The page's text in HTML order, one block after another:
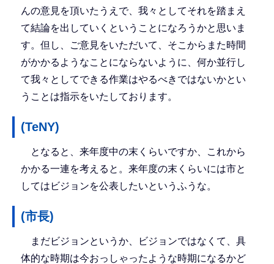
んの意見を頂いたうえで、我々としてそれを踏まえ
て結論を出していくということになろうかと思いま
す。但し、ご意見をいただいて、そこからまた時間
がかかるようなことにならないように、何か並行し
て我々としてできる作業はやるべきではないかとい
うことは指示をいたしております。
(TeNY)
となると、来年度中の末くらいですか、これから
かかる一連を考えると。来年度の末くらいには市と
してはビジョンを公表したいというふうな。
(市長)
まだビジョンというか、ビジョンではなくて、具
体的な時期は今おっしゃったような時期になるかど